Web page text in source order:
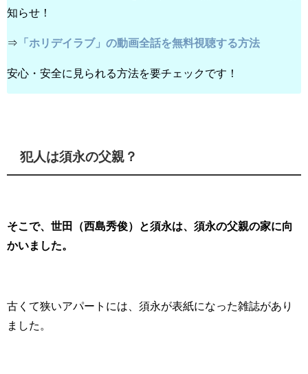
知らせ！
⇒ 「ホリデイラブ」の動画全話を無料視聴する方法
安心・安全に見られる方法を要チェックです！
犯人は須永の父親？
そこで、世田（西島秀俊）と須永は、須永の父親の家に向
かいました。
古くて狭いアパートには、須永が表紙になった雑誌があり
ました。